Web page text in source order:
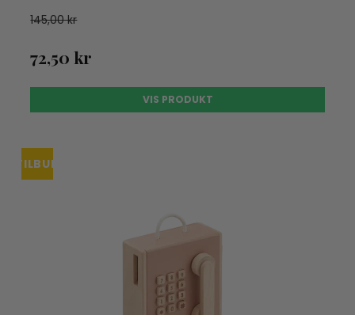
145,00 kr
72,50 kr
VIS PRODUKT
TILBUD